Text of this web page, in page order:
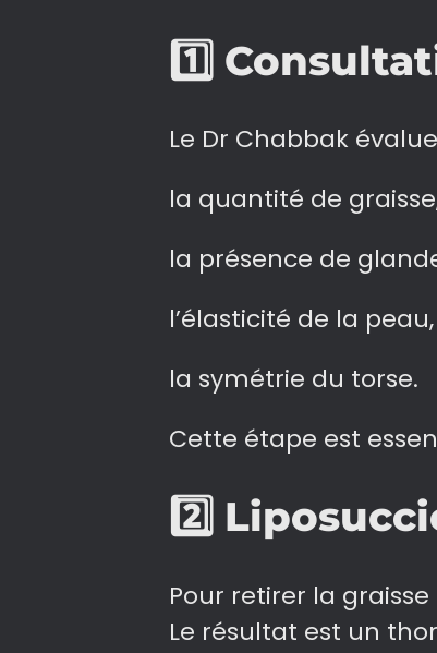
1️⃣
Le Dr Chabbak
la quantité de
la présence de
l’élasticité de la peau,
la symétrie du torse.
Cette étape est
2️⃣
Pour retirer la
Le résultat est un